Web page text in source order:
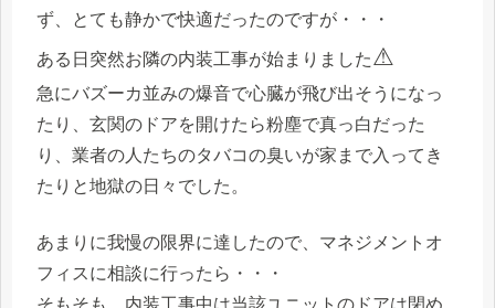
ず、とても静かで快適だったのですが・・・
ある日突然お隣の内装工事が始まりました⚠
急にバズーカ並みの爆音で心臓が飛び出そうになっ
たり、玄関のドアを開けたら粉塵で真っ白だった
り、業者の人たちのタバコの臭いが家まで入ってき
たりと地獄の日々でした。
あまりに我慢の限界に達したので、マネジメントオ
フィスに相談に行ったら・・・
そもそも、内装工事中は当該ユニットのドアは閉め